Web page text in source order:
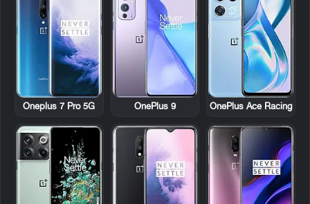
OnePlus Ace Racing
OnePlus 9
Oneplus 7 Pro 5G